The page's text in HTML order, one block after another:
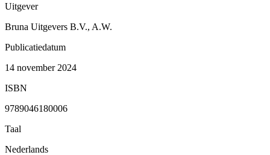
Uitgever
Bruna Uitgevers B.V., A.W.
Publicatiedatum
14 november 2024
ISBN
9789046180006
Taal
Nederlands